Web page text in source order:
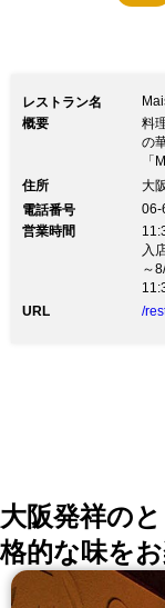
レストラン名
概要
料
の
「
住所
大
電話番号
06-
営業時間
入
～
お
URL /
大阪発祥の
格的な味を